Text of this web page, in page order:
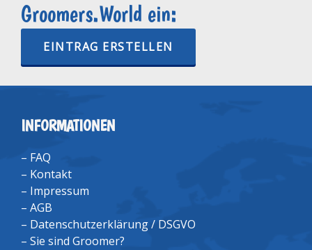
Groomers.World ein:
EINTRAG ERSTELLEN
INFORMATIONEN
– FAQ
– Kontakt
– Impressum
– AGB
– Datenschutzerklärung / DSGVO
– Sie sind Groomer?